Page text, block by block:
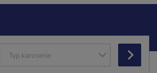
Typ karoserie